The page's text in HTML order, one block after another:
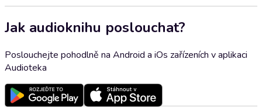
Jak audioknihu poslouchat?
Poslouchejte pohodlně na Android a iOs zařízeních v aplikaci
Audioteka